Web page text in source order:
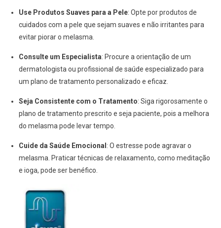
Use Produtos Suaves para a Pele: Opte por produtos de
cuidados com a pele que sejam suaves e não irritantes para
evitar piorar o melasma.
Consulte um Especialista: Procure a orientação de um
dermatologista ou profissional de saúde especializado para
um plano de tratamento personalizado e eficaz.
Seja Consistente com o Tratamento: Siga rigorosamente o
plano de tratamento prescrito e seja paciente, pois a melhora
do melasma pode levar tempo.
Cuide da Saúde Emocional : O estresse pode agravar o
melasma. Praticar técnicas de relaxamento, como meditação
e ioga, pode ser benéfico.